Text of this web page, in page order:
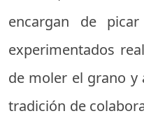
encargan de
experimentados
de moler el grano y
tradición de